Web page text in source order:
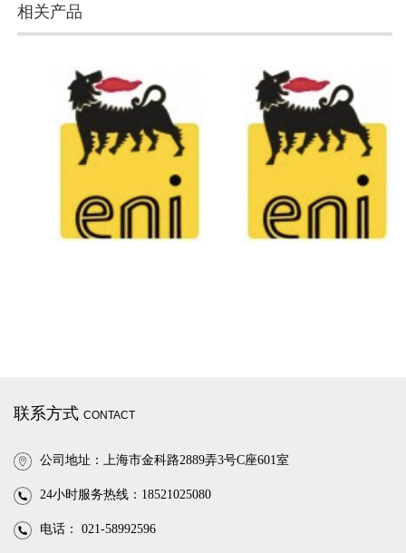
相关产品
联系方式 CONTACT
公司地址：上海市金科路2889弄3号C座601室
24小时服务热线：18521025080
电话： 021-58992596